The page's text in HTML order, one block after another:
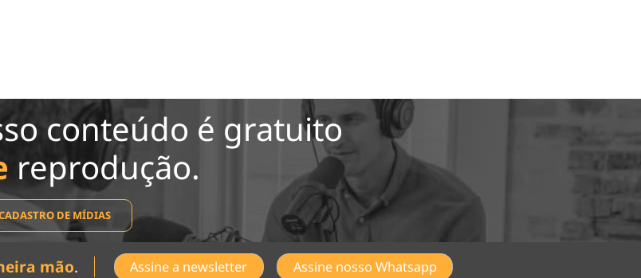
conteúdo é gratuito
reprodução.
DE MÍDIAS
mão. Assine a newsletter Assine nosso Whatsapp